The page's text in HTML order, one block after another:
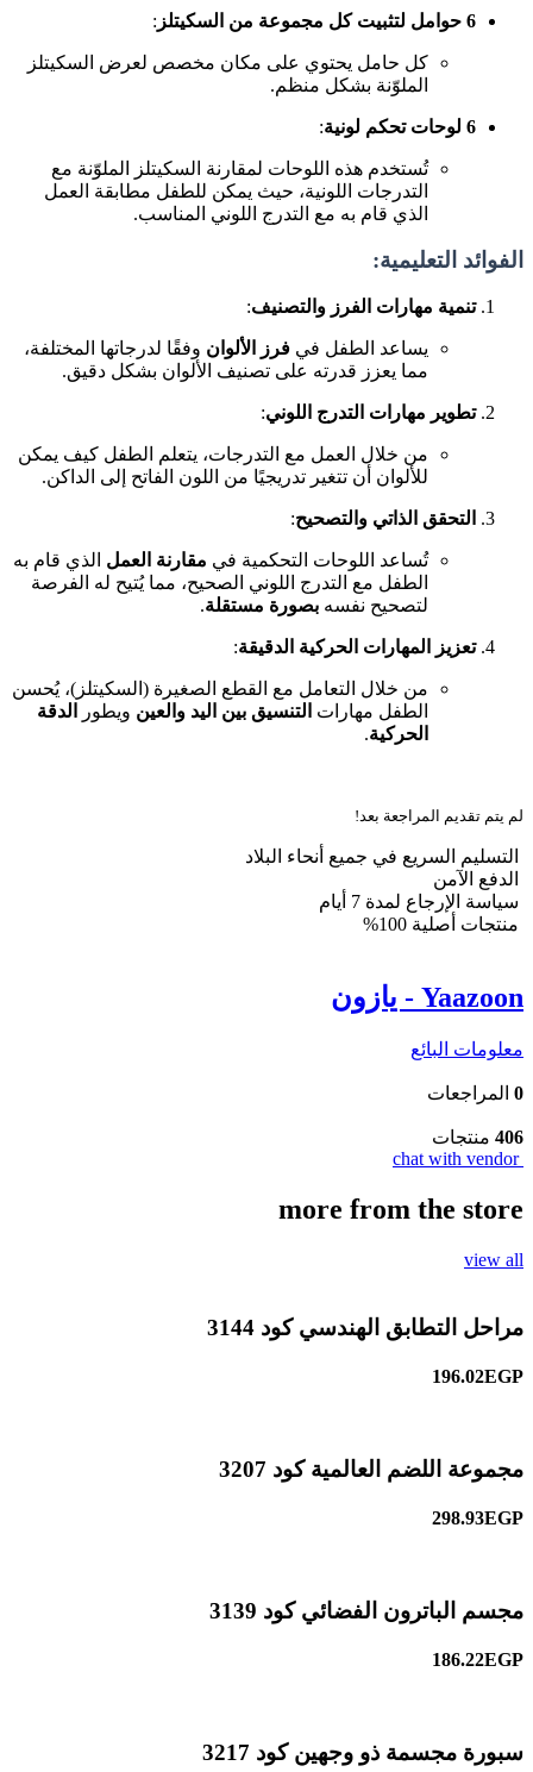
6 حوامل لتثبيت كل مجموعة من السكيتلز :
كل حامل يحتوي على مكان مخصص لعرض السكيتلز
الملوّنة بشكل منظم.
6 لوحات تحكم لونية :
تُستخدم هذه اللوحات لمقارنة السكيتلز الملوّنة مع
التدرجات اللونية، حيث يمكن للطفل مطابقة العمل
الذي قام به مع التدرج اللوني المناسب.
الفوائد التعليمية:
تنمية مهارات الفرز والتصنيف:
يساعد الطفل في فرز الألوان وفقًا لدرجاتها المختلفة،
مما يعزز قدرته على تصنيف الألوان بشكل دقيق.
تطوير مهارات التدرج اللوني:
من خلال العمل مع التدرجات، يتعلم الطفل كيف يمكن
للألوان أن تتغير تدريجيًا من اللون الفاتح إلى الداكن.
التحقق الذاتي والتصحيح:
تُساعد اللوحات التحكمية في مقارنة العمل الذي قام به
الطفل مع التدرج اللوني الصحيح، مما يُتيح له الفرصة
لتصحيح نفسه بصورة مستقلة.
تعزيز المهارات الحركية الدقيقة:
من خلال التعامل مع القطع الصغيرة (السكيتلز)، يُحسن
الطفل مهارات التنسيق بين اليد والعين ويطور
الدقة
الحركية.
لم يتم تقديم المراجعة بعد!
التسليم السريع في جميع أنحاء البلاد
الدفع الآمن
سياسة الإرجاع لمدة 7 أيام
منتجات أصلية 100%
Yaazoon - يازون
معلومات البائع
0 المراجعات
406 منتجات
chat with vendor
more from the store
view all
مراحل التطابق الهندسي كود 3144
196.02EGP
مجموعة اللضم العالمية كود 3207
298.93EGP
مجسم الباترون الفضائي كود 3139
186.22EGP
سبورة مجسمة ذو وجهين كود 3217